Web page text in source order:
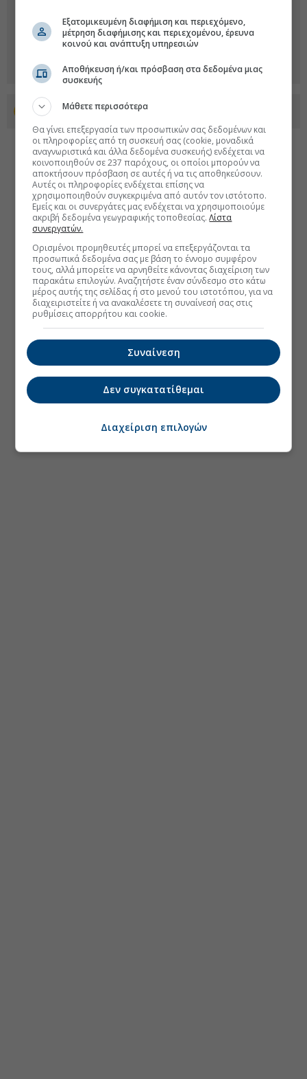
Προσθέστε το euro2day.gr στο Discover
Εξατομικευμένη διαφήμιση και περιεχόμενο,
μέτρηση διαφήμισης και περιεχομένου, έρευνα
κοινού και ανάπτυξη υπηρεσιών
Αποθήκευση ή/και πρόσβαση στα δεδομένα μιας
συσκευής
Μάθετε περισσότερα
Θα γίνει επεξεργασία των προσωπικών σας δεδομένων και
οι πληροφορίες από τη συσκευή σας (cookie, μοναδικά
αναγνωριστικά και άλλα δεδομένα συσκευής) ενδέχεται να
κοινοποιηθούν σε 237 παρόχους, οι οποίοι μπορούν να
αποκτήσουν πρόσβαση σε αυτές ή να τις αποθηκεύσουν.
Αυτές οι πληροφορίες ενδέχεται επίσης να
χρησιμοποιηθούν συγκεκριμένα από αυτόν τον ιστότοπο.
Εμείς και οι συνεργάτες μας ενδέχεται να χρησιμοποιούμε
ακριβή δεδομένα γεωγραφικής τοποθεσίας.Λίστα
συνεργατών.
Ορισμένοι προμηθευτές μπορεί να επεξεργάζονται τα
προσωπικά δεδομένα σας με βάση το έννομο συμφέρον
τους, αλλά μπορείτε να αρνηθείτε κάνοντας διαχείριση των
παρακάτω επιλογών. Αναζητήστε έναν σύνδεσμο στο κάτω
μέρος αυτής της σελίδας ή στο μενού του ιστοτόπου, για να
διαχειριστείτε ή να ανακαλέσετε τη συναίνεσή σας στις
ρυθμίσεις απορρήτου και cookie.
Συναίνεση
Δεν συγκατατίθεμαι
Διαχείριση επιλογών